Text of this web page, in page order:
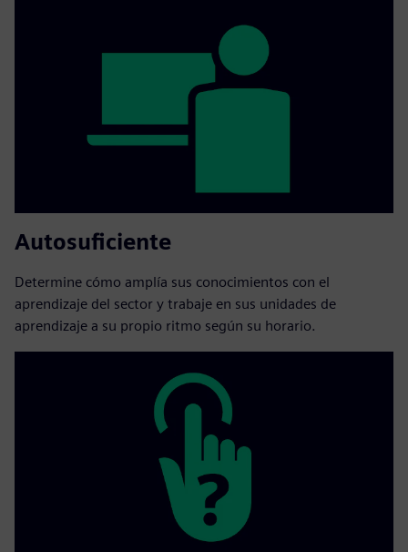
Autosuficiente
Determine cómo amplía sus conocimientos con el
aprendizaje del sector y trabaje en sus unidades de
aprendizaje a su propio ritmo según su horario.